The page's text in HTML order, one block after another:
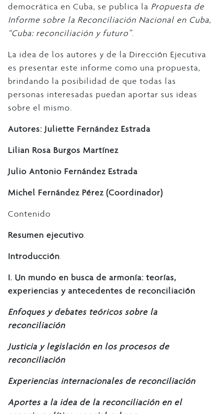
democrática en Cuba, se publica la Propuesta de
Informe sobre la Reconciliación Nacional en Cuba,
“Cuba: reconciliación y futuro”.
La idea de los autores y de la Dirección Ejecutiva
es presentar este informe como una propuesta,
brindando la posibilidad de que todas las
personas interesadas puedan aportar sus ideas
sobre el mismo.
Autores: Juliette Fernández Estrada
Lilian Rosa Burgos Martínez
Julio Antonio Fernández Estrada
Michel Fernández Pérez (Coordinador)
Contenido
Resumen ejecutivo.
Introducción.
I. Un mundo en busca de armonía: teorías,
experiencias y antecedentes de reconciliación
Enfoques y debates teóricos sobre la
reconciliación
Justicia y legislación en los procesos de
reconciliación
Experiencias internacionales de reconciliación
Aportes a la idea de la reconciliación en el